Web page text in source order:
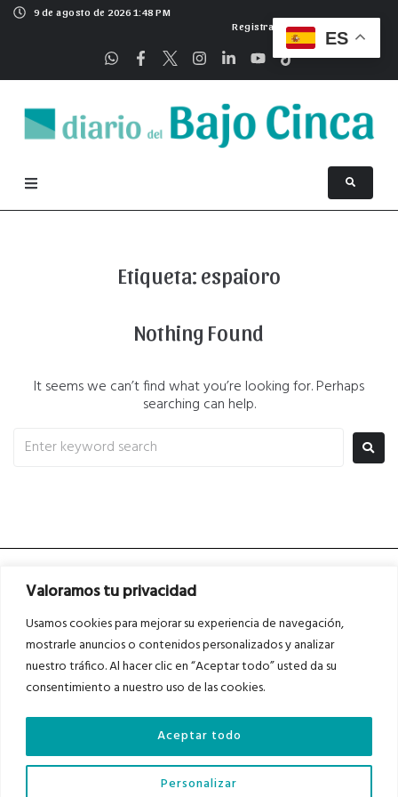
Valoramos tu privacidad
Usamos cookies para mejorar su experiencia de navegación,
mostrarle anuncios o contenidos personalizados y analizar
nuestro tráfico. Al hacer clic en “Aceptar todo” usted da su
consentimiento a nuestro uso de las cookies.
Personalizar
Aceptar todo
9 de agosto de 2026 1:48 PM
Registrarse
Etiqueta: espaioro
Nothing Found
It seems we can’t find what you’re looking for. Perhaps
searching can help.
Asociados a
Auditados por
ES